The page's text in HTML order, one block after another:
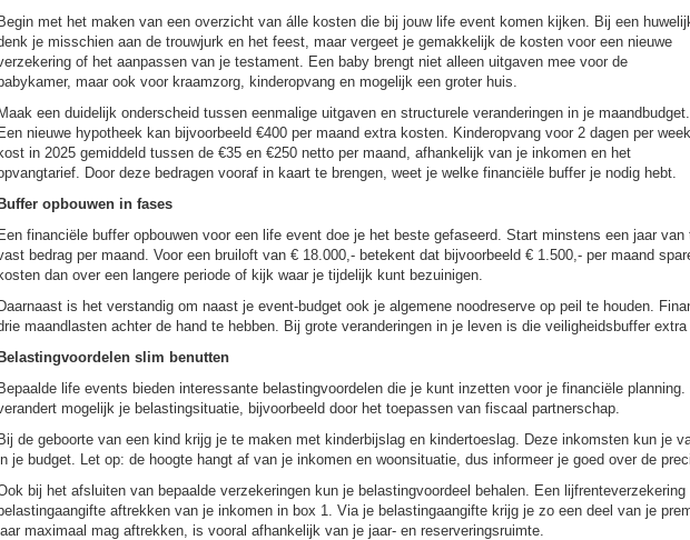
Begin met het maken van een overzicht van álle kosten die bij jouw life event komen kijken. Bij een
je misschien aan de trouwjurk en het feest, maar vergeet je gemakkelijk de kosten voor een nieuwe
of het aanpassen van je testament. Een baby brengt niet alleen uitgaven mee voor de
babykamer, maar ook voor kraamzorg, kinderopvang en mogelijk een groter huis.
Maak een duidelijk onderscheid tussen eenmalige uitgaven en structurele veranderingen in je maandbudget.
Een nieuwe hypotheek kan bijvoorbeeld €400 per maand extra kosten. Kinderopvang voor 2 dagen per week
kost in 2025 gemiddeld tussen de €35 en €250 netto per maand, afhankelijk van je inkomen en het
Door deze bedragen vooraf in kaart te brengen, weet je welke financiële buffer je nodig hebt.
Buffer opbouwen in fases
Een financiële buffer opbouwen voor een life event doe je het beste gefaseerd. Start minstens een jaar
bedrag per maand. Voor een bruiloft van € 18.000,- betekent dat bijvoorbeeld € 1.500,- per maand
kosten dan over een langere periode of kijk waar je tijdelijk kunt bezuinigen.
Daarnaast is het verstandig om naast je event-budget ook je algemene noodreserve op peil te houden.
maandlasten achter de hand te hebben. Bij grote veranderingen in je leven is die veiligheidsbuffer extra
Belastingvoordelen slim benutten
Bepaalde life events bieden interessante belastingvoordelen die je kunt inzetten voor je financiële
mogelijk je belastingsituatie, bijvoorbeeld door het toepassen van fiscaal partnerschap.
Bij de geboorte van een kind krijg je te maken met kinderbijslag en kindertoeslag. Deze inkomsten kun je
je budget. Let op: de hoogte hangt af van je inkomen en woonsituatie, dus informeer je goed over de
bij het afsluiten van bepaalde verzekeringen kun je belastingvoordeel behalen. Een
belastingaangifte aftrekken van je inkomen in box 1. Via je belastingaangifte krijg je zo een deel van je
maximaal mag aftrekken, is vooral afhankelijk van je jaar- en reserveringsruimte.